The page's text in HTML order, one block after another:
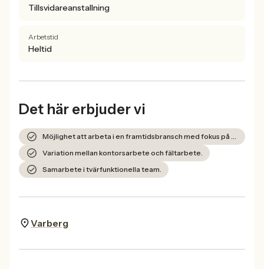
Tillsvidareanstallning
Arbetstid
Heltid
Det här erbjuder vi
Möjlighet att arbeta i en framtidsbransch med fokus på hållbarhet.
Variation mellan kontorsarbete och fältarbete.
Samarbete i tvärfunktionella team.
Varberg